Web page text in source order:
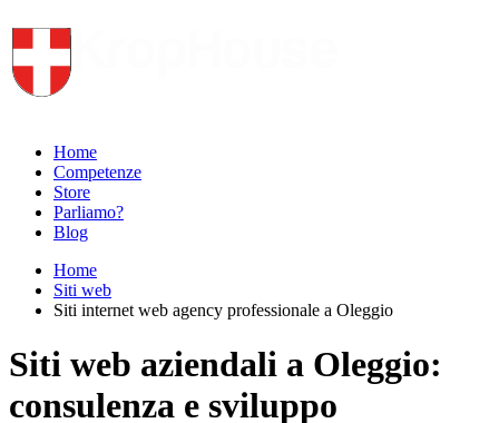
Home
Competenze
Store
Parliamo?
Blog
Home
Siti web
Siti internet web agency professionale a Oleggio
Siti web aziendali a Oleggio:
consulenza e sviluppo